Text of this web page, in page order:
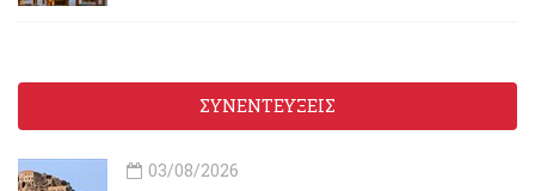
ΣΥΝΕΝΤΕΥΞΕΙΣ
03/08/2026